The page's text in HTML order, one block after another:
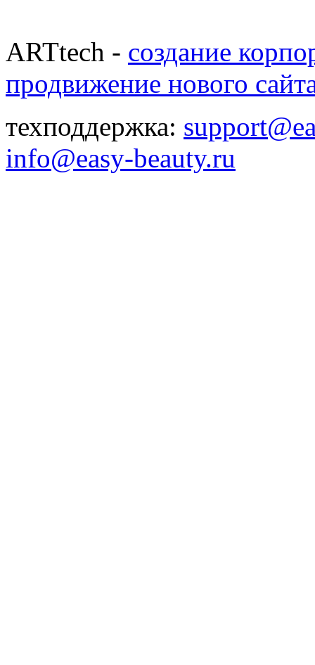
ARTtech - создание
продвижение нового
техподдержка:
info@easy-beauty.ru